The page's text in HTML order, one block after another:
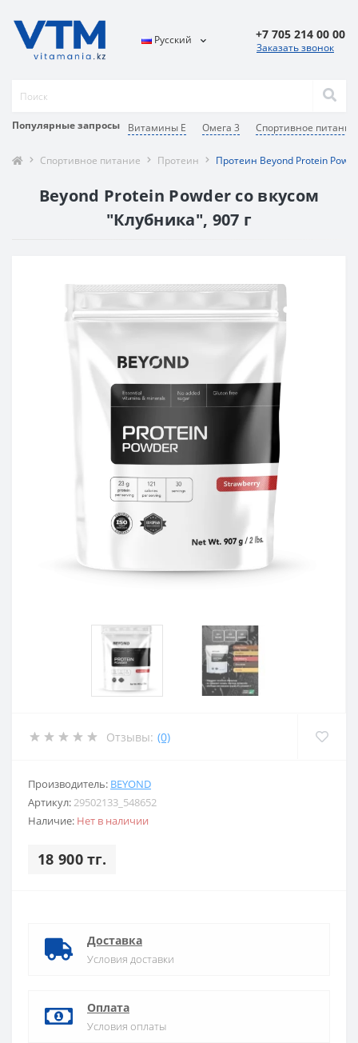
Популярные запросы Витамины Е Омега 3 Спортивное питание
Русский +7 705 214 00 00
Заказать звонок
Спортивное питание Протеин Протеин Beyond Protein
Beyond Protein Powder со вкусом
"Клубника", 907 г
Отзывы: (0)
Производитель: BEYOND
Артикул:29502133_548652
Наличие: Нет в наличии
18 900 тг.
Доставка
Условия доставки
Оплата
Условия оплаты